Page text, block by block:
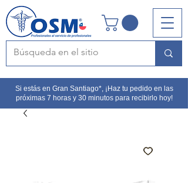
Si estás en Gran Santiago*, ¡Haz tu pedido en las
próximas 7 horas y 30 minutos para recibirlo hoy!